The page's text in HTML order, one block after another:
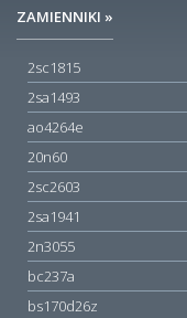
ZAMIENNIKI »
2sc1815
2sa1493
ao4264e
20n60
2sc2603
2sa1941
2n3055
bc237a
bs170d26z